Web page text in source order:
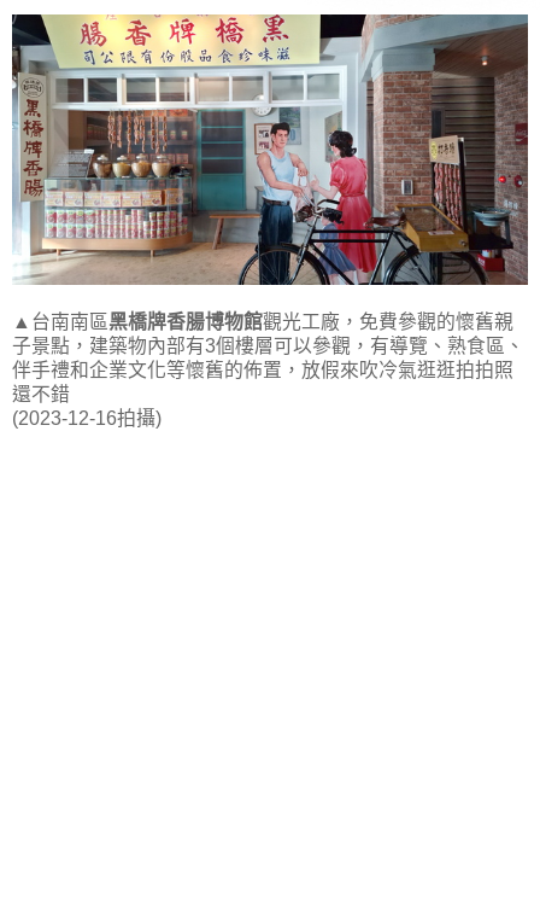
▲台南南區黑橋牌香腸博物館觀光工廠，免費參觀的懷舊親
子景點，建築物內部有3個樓層可以參觀，有導覽、熟食區、
伴手禮和企業文化等懷舊的佈置，放假來吹冷氣逛逛拍拍照
還不錯
(2023-12-16拍攝)